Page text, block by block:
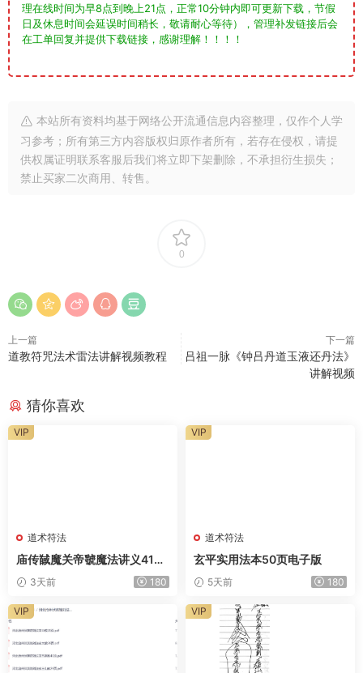
理在线时间为早8点到晚上21点，正常10分钟内即可更新下载，节假
日及休息时间会延误时间稍长，敬请耐心等待），管理补发链接后会
在工单回复并提供下载链接，感谢理解！！！！
本站所有资料均基于网络公开流通信息内容整理，仅作个人学
习参考；所有第三方内容版权归原作者所有，若存在侵权，请提
供权属证明联系客服后我们将立即下架删除，不承担衍生损失；
禁止买家二次商用、转售。
0
上一篇
道教符咒法术雷法讲解视频教程
下一篇
吕祖一脉《钟吕丹道玉液还丹法》
讲解视频
猜你喜欢
道术符法
庙传馘魔关帝虢魔法讲义41页
电子版
3天前 180
VIP
道术符法
玄平实用法本50页电子版
5天前 180
VIP
VIP VIP